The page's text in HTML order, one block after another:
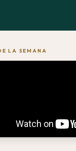
LA SEMANA